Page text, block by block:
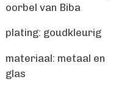
oorbel van Biba
plating: goudkleurig
materiaal: metaal en
glas